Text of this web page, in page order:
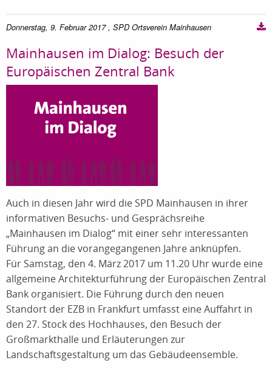
Donnerstag, 9. Februar 2017 , SPD Ortsverein Mainhausen
Mainhausen im Dialog: Besuch der
Europäischen Zentral Bank
Auch in diesen Jahr wird die SPD Mainhausen in ihrer
informativen Besuchs- und Gesprächsreihe
„Mainhausen im Dialog“ mit einer sehr interessanten
Führung an die vorangegangenen Jahre anknüpfen.
Für Samstag, den 4. März 2017 um 11.20 Uhr wurde eine
allgemeine Architekturführung der Europäischen Zentral
Bank organisiert. Die Führung durch den neuen
Standort der EZB in Frankfurt umfasst eine Auffahrt in
den 27. Stock des Hochhauses, den Besuch der
Großmarkthalle und Erläuterungen zur
Landschaftsgestaltung um das Gebäudeensemble.